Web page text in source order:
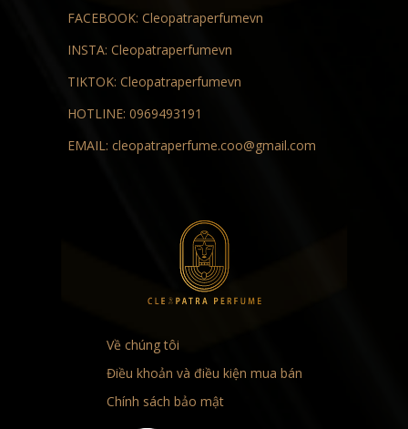
FACEBOOK: Cleopatraperfumevn
INSTA: Cleopatraperfumevn
TIKTOK: Cleopatraperfumevn
HOTLINE: 0969493191
EMAIL: cleopatraperfume.coo@gmail.com
Về chúng tôi
Điều khoản và điều kiện mua bán
Chính sách bảo mật